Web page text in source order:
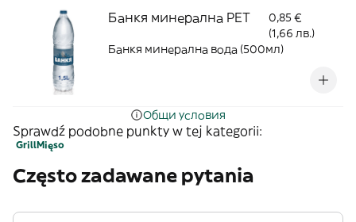
Банкя минерална PET
0,85 €
(1,66 лв.)
Банкя минерална вода (500мл)
Общи условия
Sprawdź podobne punkty w tej kategorii:
GrillMięso
Często zadawane pytania